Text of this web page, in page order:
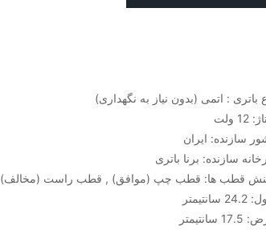
باتری : اتمی (بدون نیاز به نگهداری)
ولت
سازنده: ایران
سازنده: برنا باتری
قطب ها: قطب چپ (موافق) , قطب راست (مخالف)
سانتیمتر